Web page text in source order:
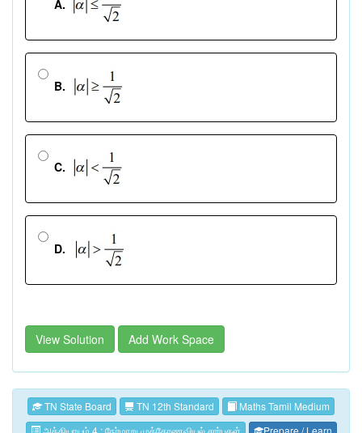
A.
B.
C.
D.
View Solution Add Work Space
TN State Board TN 12th Standard
Maths Tamil Medium
அத்தியாயம் 4 : நேர்மாறு முக்கோணவியல் சார்புகள்
Prepare / Learn